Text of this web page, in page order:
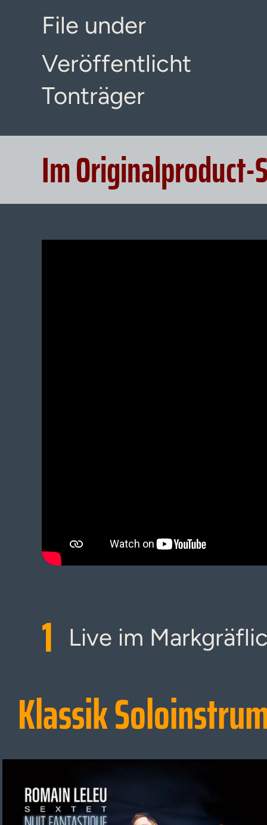
File under
Veröffentlicht
Tonträger
Im
1 Live im
Klassik